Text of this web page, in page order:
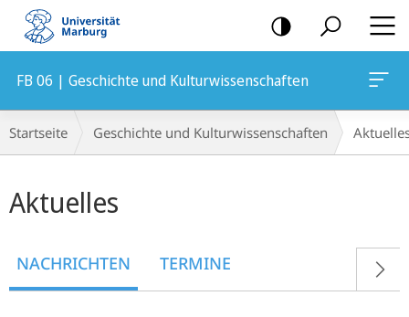
Mobile-
Navigation
FB 06 | Geschichte und Kulturwissenschaften
Breadcrumb-
Navigation
Startseite Geschichte und Kulturwissenschaften
Aktuelles
NACHRICHTEN TERMINE